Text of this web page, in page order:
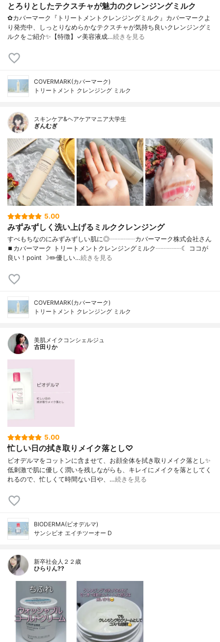
とろりとしたテクスチャが魅力のクレンジングミルク
✿カバーマーク『トリートメントクレンジングミルク』カバーマークよ
り発売中、しっとりなめらかなテクスチャが気持ち良いクレンジングミ
ルクをご紹介✨【特徴】✓美容液成…続きを見る
COVERMARK(カバーマーク)
トリートメント クレンジング ミルク
スキンケア&ヘアケアマニア大学生
ぎんむぎ
5.00
みずみずしく洗い上げるミルククレンジング
すべもちなのにみずみずしい肌に◎┈┈┈┈カバーマーク株式会社さん
⏹カバーマーク トリートメントクレンジングミルク┈┈┈┈☾ ココが
良い！point ☽✏️優しい…続きを見る
COVERMARK(カバーマーク)
トリートメント クレンジング ミルク
美肌メイクコンシェルジュ
古田りか
5.00
忙しい日の拭き取りメイク落とし♡
ビオデルマをコットンに含ませて、お顔全体を拭き取りメイク落とし✨
低刺激で肌に優しく潤いを残しながらも、キレイにメイクを落としてく
れるので、忙しくて時間ない日や、…続きを見る
BIODERMA(ビオデルマ)
サンシビオ エイチツーオー D
新卒社会人２２歳
ひらりん??